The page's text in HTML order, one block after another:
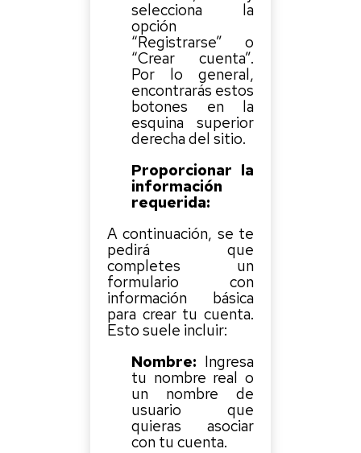
selecciona la
opción
“Registrarse” o
“Crear cuenta”.
Por lo general,
encontrarás estos
botones en la
esquina superior
derecha del sitio.
Proporcionar la
información
requerida:
A continuación, se te
pedirá que
completes un
formulario con
información básica
para crear tu cuenta.
Esto suele incluir:
Nombre: Ingresa
tu nombre real o
un nombre de
usuario que
quieras asociar
con tu cuenta.